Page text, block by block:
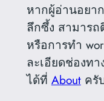
หากผู้อ่านอยาก
ลึกซึ้ง สามารถ
หรือการทำ
ละเอียดช่องท
ได้ที่ Aboutครั